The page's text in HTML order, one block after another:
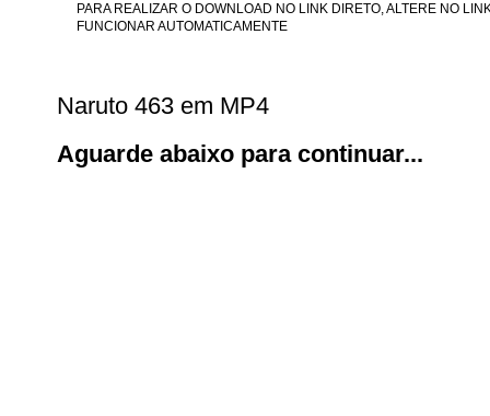
PARA REALIZAR O DOWNLOAD NO LINK DIRETO, ALTERE NO
FUNCIONAR AUTOMATICAMENTE
Naruto 463 em MP4
Aguarde abaixo para continuar...